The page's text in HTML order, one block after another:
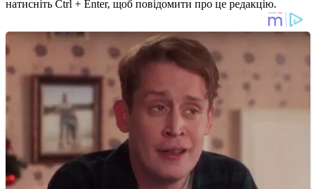
натисніть Ctrl + Enter, щоб повідомити про це редакцію.